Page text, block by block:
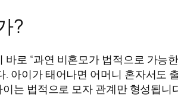
?
로 “과연 비혼모가 법적으로 가능
. 아이가 태어나면 어머니 혼자서도
는 법적으로 모자 관계만 형성됩니